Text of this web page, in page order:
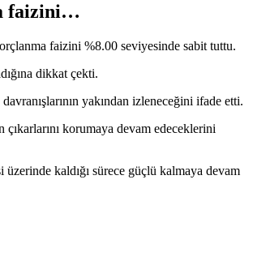
faizini…
faizini %8.00 seviyesinde sabit tuttu.
dikkat çekti.
yakından izleneceğini ifade etti.
korumaya devam edeceklerini
kaldığı sürece güçlü kalmaya devam